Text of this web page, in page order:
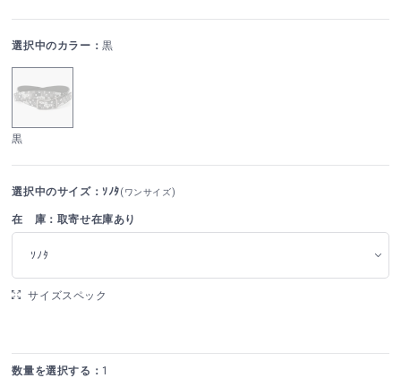
選択中のカラー：黒
黒
選択中のサイズ：ｿﾉﾀ(ワンサイズ)
在 庫：取寄せ在庫あり
ｿﾉﾀ
サイズスペック
数量を選択する： 1